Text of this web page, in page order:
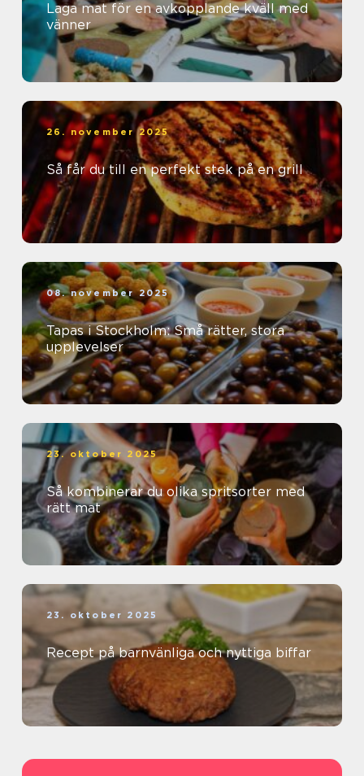
Laga mat för en avkopplande kväll med
vänner
26. november 2025
Så får du till en perfekt stek på en grill
08. november 2025
Tapas i Stockholm: Små rätter, stora
upplevelser
23. oktober 2025
Så kombinerar du olika spritsorter med
rätt mat
23. oktober 2025
Recept på barnvänliga och nyttiga biffar